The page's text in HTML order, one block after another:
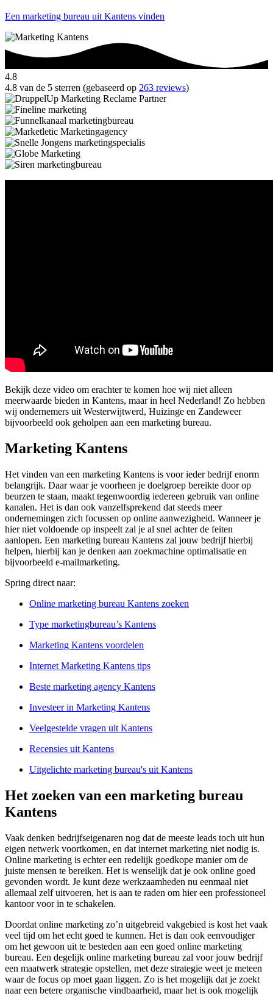
Een marketing bureau uit Kantens vinden
4.8
4.8 van de 5 sterren (gebaseerd op 263 reviews)
Bekijk deze video om erachter te komen hoe wij niet alleen
meerwaarde bieden in Kantens, maar in heel Nederland! Zo hebben
wij ondernemers uit Westerwijtwerd, Huizinge en Zandeweer
bijvoorbeeld ook geholpen aan een marketing bureau.
Marketing Kantens
Het vinden van een marketing Kantens is voor ieder bedrijf enorm
belangrijk. Daar waar je voorheen je doelgroep bereikte door op
beurzen te staan, maakt tegenwoordig iedereen gebruik van online
kanalen. Het is dan ook vanzelfsprekend dat steeds meer
ondernemingen zich focussen op online aanwezigheid. Wanneer je
hier niet voldoende op inspeelt zal je al snel achter de feiten
aanlopen. Een marketing bureau Kantens zal jouw bedrijf hierbij
helpen, hierbij kan je denken aan zoekmachine optimalisatie en
bijvoorbeeld e-mailmarketing.
Spring direct naar:
Online marketing bureau Kantens zoeken
Type marketingbureau’s Kantens
Marketing Kantens voordelen
Internet Marketing Kantens tips
Beste marketing agency Kantens
Investeer in Marketing Kantens
Veelgestelde vragen uit Kantens
Recensies uit Kantens
Uitgelichte marketing bureau's uit Kantens
Het zoeken van een marketing bureau
Kantens
Vaak denken bedrijfseigenaren nog dat de meeste leads toch uit hun
eigen netwerk voortkomen, en dat internet marketing niet nodig is.
Online marketing is echter een redelijk goedkope manier om de
juiste mensen te bereiken. Het is wenselijk dat je ook online goed
gevonden wordt. Je kunt deze werkzaamheden nu eenmaal niet
allemaal zelf uitvoeren, het is aan te raden om hier een professioneel
kantoor voor in te schakelen.
Doordat online marketing zo’n uitgebreid vakgebied is kost het vaak
veel tijd om het echt goed te kunnen. Het is dan ook eenvoudiger
om het gewoon uit te besteden aan een goed online marketing
bureau. Een degelijk online marketing bureau zal voor jouw bedrijf
een maatwerk strategie opstellen, met deze strategie weet je meteen
waar de focus op moet gaan liggen. Zo is het mogelijk dat je zoekt
naar een betere organische vindbaarheid, maar het is ook mogelijk